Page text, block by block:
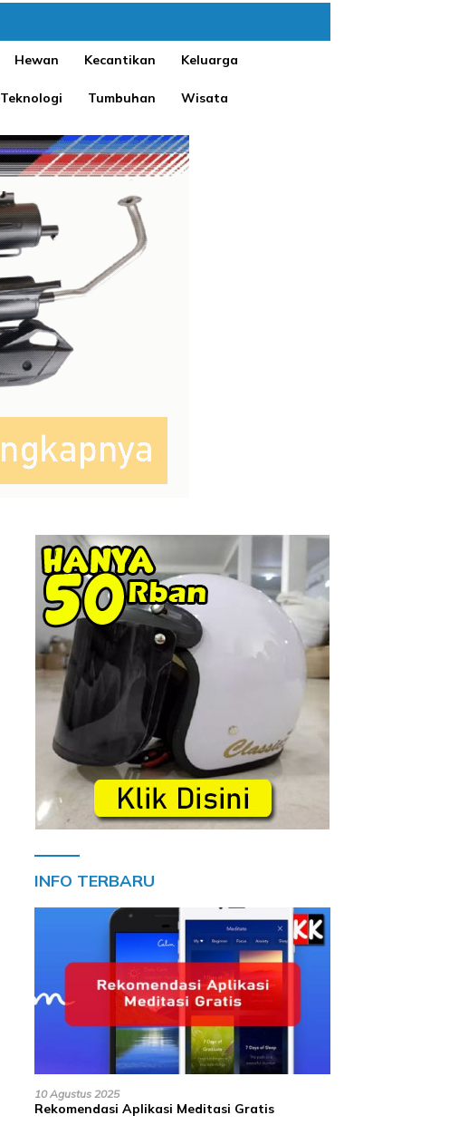
Hewan Kecantikan Keluarga
Teknologi Tumbuhan Wisata
INFO TERBARU
10 Agustus 2025
Rekomendasi Aplikasi Meditasi Gratis